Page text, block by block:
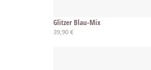
Glitzer Blau-Mix
39,90 €